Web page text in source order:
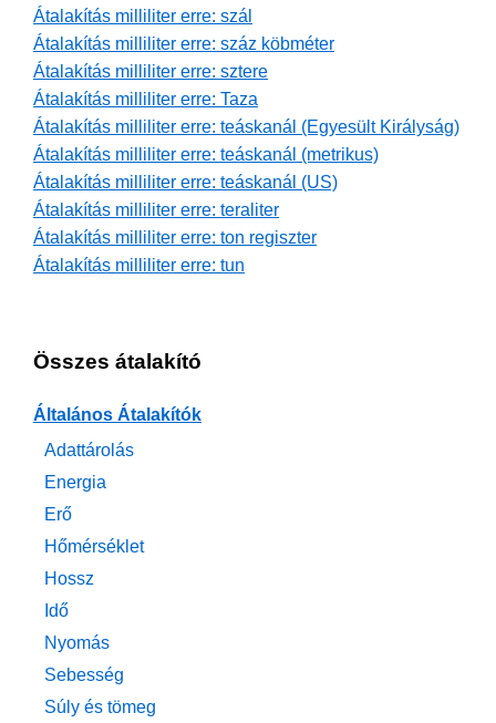
Átalakítás milliliter erre: szál
Átalakítás milliliter erre: száz köbméter
Átalakítás milliliter erre: sztere
Átalakítás milliliter erre: Taza
Átalakítás milliliter erre: teáskanál (Egyesült Királyság)
Átalakítás milliliter erre: teáskanál (metrikus)
Átalakítás milliliter erre: teáskanál (US)
Átalakítás milliliter erre: teraliter
Átalakítás milliliter erre: ton regiszter
Átalakítás milliliter erre: tun
Összes átalakító
Általános Átalakítók
Adattárolás
Energia
Erő
Hőmérséklet
Hossz
Idő
Nyomás
Sebesség
Súly és tömeg